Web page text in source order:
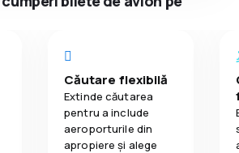
Căutare flexibilă
Extinde căutarea
pentru a include
aeroporturile din
apropiere și alege